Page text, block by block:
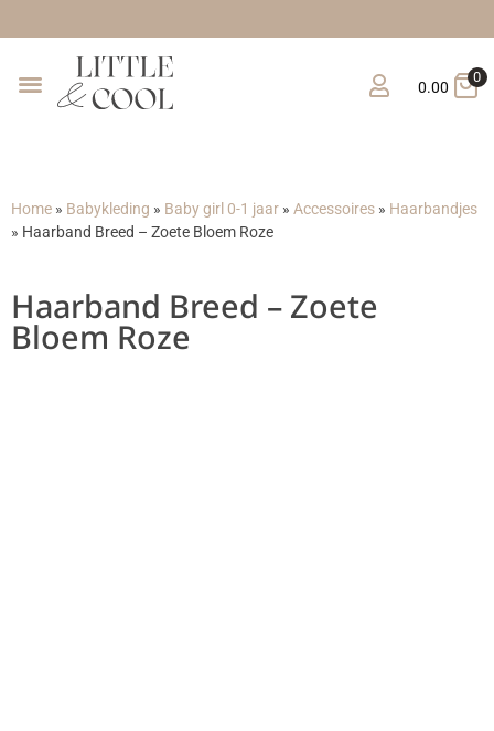
0.00
0
Home » Babykleding » Baby girl 0-1 jaar » Accessoires » Haarbandjes
» Haarband Breed – Zoete Bloem Roze
Haarband Breed – Zoete
Bloem Roze